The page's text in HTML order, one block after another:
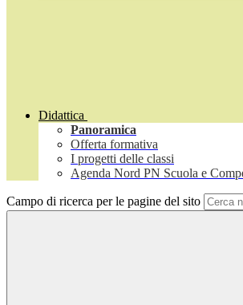
Didattica
Panoramica
Offerta formativa
I progetti delle classi
Agenda Nord PN Scuola e
Campo di ricerca per le pagine del sito